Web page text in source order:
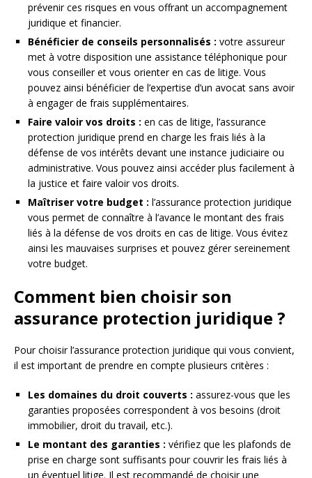
prévenir ces risques en vous offrant un accompagnement
juridique et financier.
Bénéficier de conseils personnalisés : votre assureur
met à votre disposition une assistance téléphonique pour
vous conseiller et vous orienter en cas de litige. Vous
pouvez ainsi bénéficier de l’expertise d’un avocat sans avoir
à engager de frais supplémentaires.
Faire valoir vos droits : en cas de litige, l’assurance
protection juridique prend en charge les frais liés à la
défense de vos intérêts devant une instance judiciaire ou
administrative. Vous pouvez ainsi accéder plus facilement à
la justice et faire valoir vos droits.
Maîtriser votre budget : l’assurance protection juridique
vous permet de connaître à l’avance le montant des frais
liés à la défense de vos droits en cas de litige. Vous évitez
ainsi les mauvaises surprises et pouvez gérer sereinement
votre budget.
Comment bien choisir son
assurance protection juridique ?
Pour choisir l’assurance protection juridique qui vous convient,
il est important de prendre en compte plusieurs critères :
Les domaines du droit couverts : assurez-vous que les
garanties proposées correspondent à vos besoins (droit
immobilier, droit du travail, etc.).
Le montant des garanties : vérifiez que les plafonds de
prise en charge sont suffisants pour couvrir les frais liés à
un éventuel litige. Il est recommandé de choisir une